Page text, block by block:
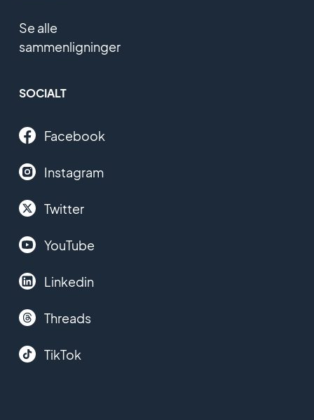
Se alle
sammenligninger
SOCIALT
Facebook
Instagram
Twitter
YouTube
Linkedin
Threads
TikTok